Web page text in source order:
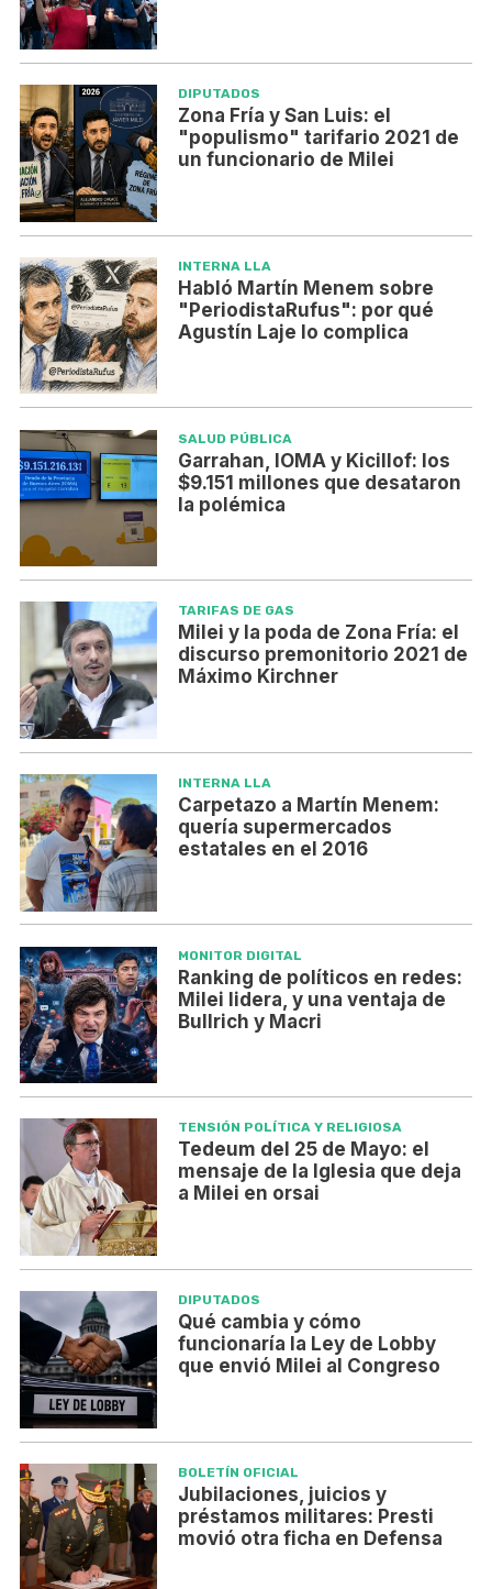
DIPUTADOS
Zona Fría y San Luis: el
"populismo" tarifario 2021 de
un funcionario de Milei
INTERNA LLA
Habló Martín Menem sobre
"PeriodistaRufus": por qué
Agustín Laje lo complica
SALUD PÚBLICA
Garrahan, IOMA y Kicillof: los
$9.151 millones que desataron
la polémica
TARIFAS DE GAS
Milei y la poda de Zona Fría: el
discurso premonitorio 2021 de
Máximo Kirchner
INTERNA LLA
Carpetazo a Martín Menem:
quería supermercados
estatales en el 2016
MONITOR DIGITAL
Ranking de políticos en redes:
Milei lidera, y una ventaja de
Bullrich y Macri
TENSIÓN POLÍTICA Y RELIGIOSA
Tedeum del 25 de Mayo: el
mensaje de la Iglesia que deja
a Milei en orsai
DIPUTADOS
Qué cambia y cómo
funcionaría la Ley de Lobby
que envió Milei al Congreso
BOLETÍN OFICIAL
Jubilaciones, juicios y
préstamos militares: Presti
movió otra ficha en Defensa